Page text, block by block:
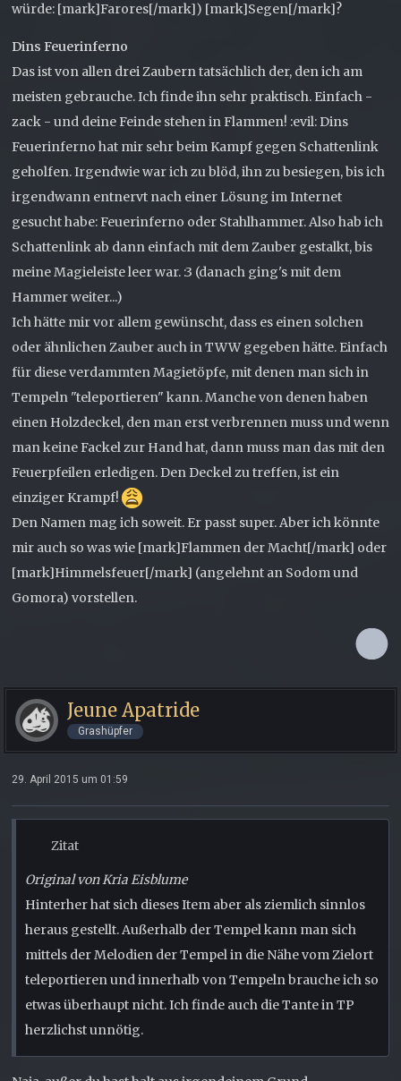
würde: [mark]Farores[/mark]) [mark]Segen[/mark]?
Dins Feuerinferno
Das ist von allen drei Zaubern tatsächlich der, den ich am
meisten gebrauche. Ich finde ihn sehr praktisch. Einfach -
zack - und deine Feinde stehen in Flammen! :evil: Dins
Feuerinferno hat mir sehr beim Kampf gegen Schattenlink
geholfen. Irgendwie war ich zu blöd, ihn zu besiegen, bis ich
irgendwann entnervt nach einer Lösung im Internet
gesucht habe: Feuerinferno oder Stahlhammer. Also hab ich
Schattenlink ab dann einfach mit dem Zauber gestalkt, bis
meine Magieleiste leer war. :3 (danach ging's mit dem
Hammer weiter...)
Ich hätte mir vor allem gewünscht, dass es einen solchen
oder ähnlichen Zauber auch in TWW gegeben hätte. Einfach
für diese verdammten Magietöpfe, mit denen man sich in
Tempeln "teleportieren" kann. Manche von denen haben
einen Holzdeckel, den man erst verbrennen muss und wenn
man keine Fackel zur Hand hat, dann muss man das mit den
Feuerpfeilen erledigen. Den Deckel zu treffen, ist ein
einziger Krampf!
Den Namen mag ich soweit. Er passt super. Aber ich könnte
mir auch so was wie [mark]Flammen der Macht[/mark] oder
[mark]Himmelsfeuer[/mark] (angelehnt an Sodom und
Gomora) vorstellen.
Jeune Apatride
Grashüpfer
29. April 2015 um 01:59
Zitat
Original von Kria Eisblume
Hinterher hat sich dieses Item aber als ziemlich sinnlos
heraus gestellt. Außerhalb der Tempel kann man sich
mittels der Melodien der Tempel in die Nähe vom Zielort
teleportieren und innerhalb von Tempeln brauche ich so
etwas überhaupt nicht. Ich finde auch die Tante in TP
herzlichst unnötig.